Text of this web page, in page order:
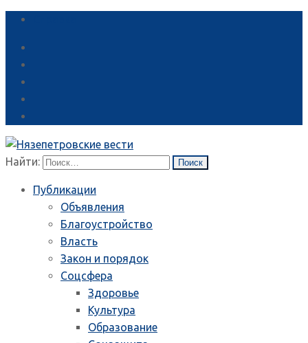
Найти:
Публикации
Объявления
Благоустройство
Власть
Закон и порядок
Соцсфера
Здоровье
Культура
Образование